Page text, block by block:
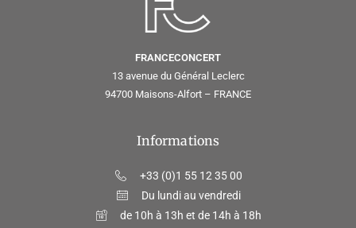
FRANCECONCERT
13 avenue du Général Leclerc
94700 Maisons-Alfort – FRANCE
Informations
+33 (0)1 55 12 35 00
Du lundi au vendredi
de 10h à 13h et de 14h à 18h